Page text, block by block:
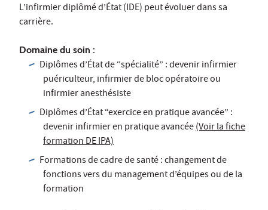
L’infirmier diplômé d’État (IDE) peut évoluer dans sa
carrière.
Domaine du soin :
Diplômes d’État de “spécialité” : devenir infirmier
puériculteur, infirmier de bloc opératoire ou
infirmier anesthésiste
Diplômes d’État “exercice en pratique avancée” :
devenir infirmier en pratique avancée(Voir la fiche
formation DE IPA)
Formations de cadre de santé : changement de
fonctions vers du management d’équipes ou de la
formation